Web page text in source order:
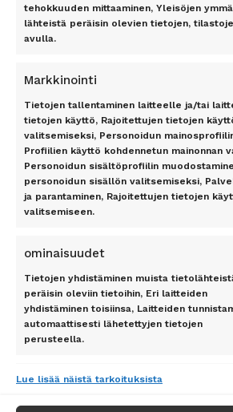
tehokkuuden mittaaminen, Yleisöjen
lähteistä peräisin olevien tietojen,
avulla.
Markkinointi
Tietojen tallentaminen laitteelle ja/tai
tietojen käyttö, Rajoitettujen tietojen
valitsemiseksi, Personoidun
Profiilien käyttö kohdennetun mainonnan
Personoidun sisältöprofiilin
personoidun sisällön valitsemiseksi,
ja parantaminen, Rajoitettujen tietojen
valitsemiseen.
ominaisuudet
Tietojen yhdistäminen muista
peräisin oleviin tietoihin, Eri laitteiden
yhdistäminen toisiinsa, Laitteiden
automaattisesti lähetettyjen tietojen
perusteella.
Tietoturva, väärinkäytösten
Lue lisää näistä tarkoituksista
Gran Canaria
Kreeta
Kypros
Phuket
Teneriffa
Riika
Rooma
SEURAA MEITÄ